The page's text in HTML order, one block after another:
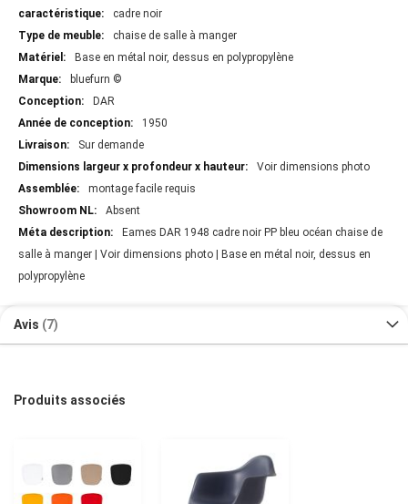
cadre noir
chaise de salle à manger
Base en métal noir, dessus en polypropylène
bluefurn ©
DAR
1950
Sur demande
Voir dimensions photo
montage facile requis
Absent
Eames DAR 1948 cadre noir PP bleu océan chaise de
salle à manger | Voir dimensions photo | Base en métal noir, dessus en
polypropylène
Avis 7
Produits associés